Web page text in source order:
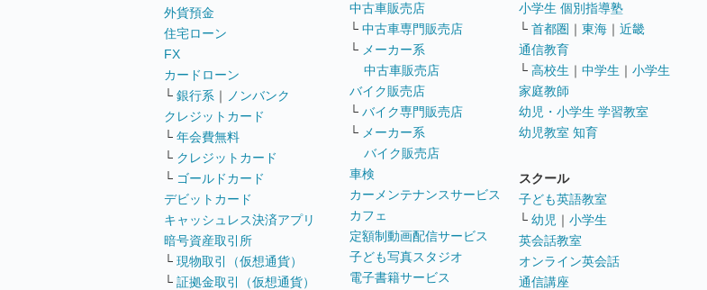
外貨預金
住宅ローン
FX
カードローン
└ 銀行系 ｜
ノンバンク
クレジットカード
└ 年会費無料
└ クレジットカード
└ ゴールドカード
デビットカード
キャッシュレス決済アプリ
暗号資産取引所
└ 現物取引（仮想通貨）
└ 証拠金取引（仮想通貨）
中古車販売店
└ 中古車専門販売店
└ メーカー系
中古車販売店
バイク販売店
└ バイク専門販売店
└ メーカー系
バイク販売店
車検
カーメンテナンスサービス
カフェ
定額制動画配信サービス
子ども写真スタジオ
電子書籍サービス
小学生 個別指導塾
└ 首都圏 ｜ 東海 ｜ 近畿
通信教育
└ 高校生 ｜ 中学生 ｜ 小学生
家庭教師
幼児・小学生 学習教室
幼児教室 知育
スクール
子ども英語教室
└ 幼児 ｜ 小学生
英会話教室
オンライン英会話
通信講座